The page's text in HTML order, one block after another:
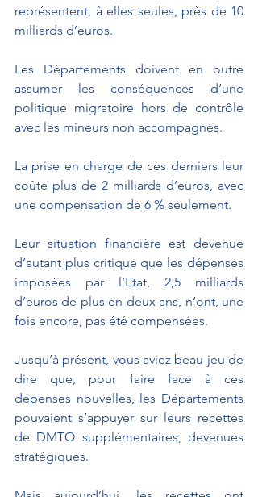
représentent, à elles seules, près de 10
milliards d’euros.
Les Départements doivent en outre
assumer les conséquences d’une
politique migratoire hors de contrôle
avec les mineurs non accompagnés.
La prise en charge de ces derniers leur
coûte plus de 2 milliards d’euros, avec
une compensation de 6 % seulement.
Leur situation financière est devenue
d’autant plus critique que les dépenses
imposées par l’Etat, 2,5 milliards
d’euros de plus en deux ans, n’ont, une
fois encore, pas été compensées.
Jusqu’à présent, vous aviez beau jeu de
dire que, pour faire face à ces
dépenses nouvelles, les Départements
pouvaient s’appuyer sur leurs recettes
de DMTO supplémentaires, devenues
stratégiques.